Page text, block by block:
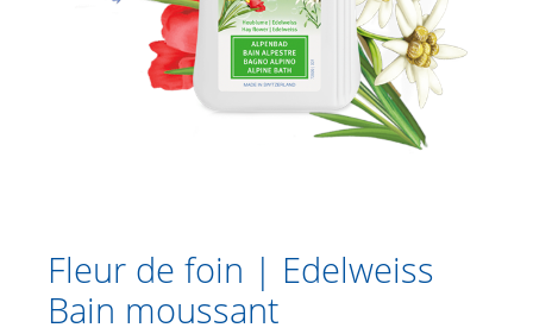
Genièvre essence de bain
San'Activ Sel de bain aux herbes
Soins de cheveux
Soins corporels
Crèmes à base de plantes
Fleur de foin | Edelweiss
Bain moussant